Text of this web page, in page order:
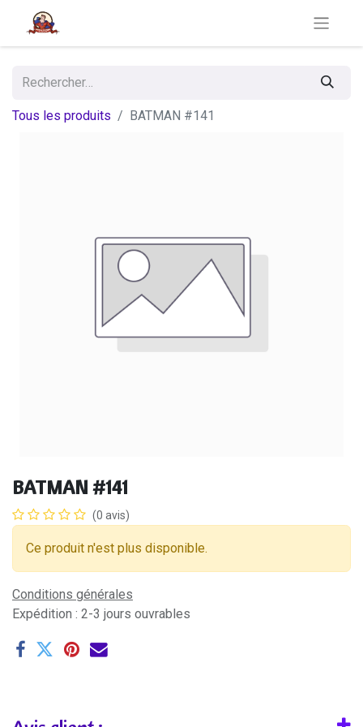
Tous les produits BATMAN #141
BATMAN #141
(0 avis)
Ce produit n'est plus disponible.
Conditions générales
Expédition : 2-3 jours ouvrables